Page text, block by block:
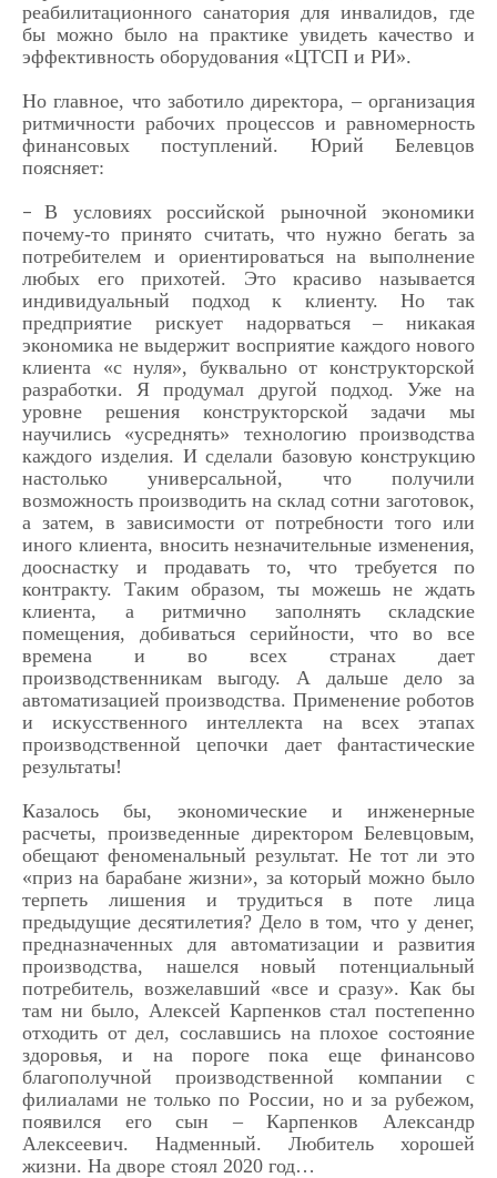
реабилитационного санатория для инвалидов, где
бы можно было на практике увидеть качество и
эффективность оборудования «ЦТСП и РИ».
Но главное, что заботило директора, – организация
ритмичности рабочих процессов и равномерность
финансовых поступлений. Юрий Белевцов
поясняет:
– В условиях российской рыночной экономики
почему-то принято считать, что нужно бегать за
потребителем и ориентироваться на выполнение
любых его прихотей. Это красиво называется
индивидуальный подход к клиенту. Но так
предприятие рискует надорваться – никакая
экономика не выдержит восприятие каждого нового
клиента «с нуля», буквально от конструкторской
разработки. Я продумал другой подход. Уже на
уровне решения конструкторской задачи мы
научились «усреднять» технологию производства
каждого изделия. И сделали базовую конструкцию
настолько универсальной, что получили
возможность производить на склад сотни заготовок,
а затем, в зависимости от потребности того или
иного клиента, вносить незначительные изменения,
дооснастку и продавать то, что требуется по
контракту. Таким образом, ты можешь не ждать
клиента, а ритмично заполнять складские
помещения, добиваться серийности, что во все
времена и во всех странах дает
производственникам выгоду. А дальше дело за
автоматизацией производства. Применение роботов
и искусственного интеллекта на всех этапах
производственной цепочки дает фантастические
результаты!
Казалось бы, экономические и инженерные
расчеты, произведенные директором Белевцовым,
обещают феноменальный результат. Не тот ли это
«приз на барабане жизни», за который можно было
терпеть лишения и трудиться в поте лица
предыдущие десятилетия? Дело в том, что у денег,
предназначенных для автоматизации и развития
производства, нашелся новый потенциальный
потребитель, возжелавший «все и сразу». Как бы
там ни было, Алексей Карпенков стал постепенно
отходить от дел, сославшись на плохое состояние
здоровья, и на пороге пока еще финансово
благополучной производственной компании с
филиалами не только по России, но и за рубежом,
появился его сын – Карпенков Александр
Алексеевич. Надменный. Любитель хорошей
жизни. На дворе стоял 2020 год…